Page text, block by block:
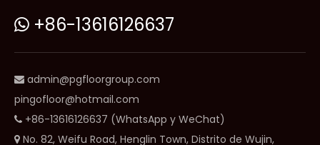
 +86-13616126637
 admin@pgfloorgroup.com
pingofloor@hotmail.com
 +86-13616126637 (WhatsApp y WeChat)
 No. 82, Weifu Road, Henglin Town, Distrito de Wujin,